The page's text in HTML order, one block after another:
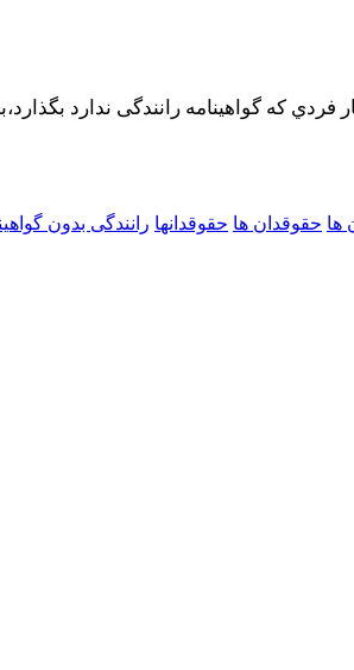
فردي که گواهینامه رانندگی ندارد
ها حقوقدان ها حقوقدانها رانندگی بدون